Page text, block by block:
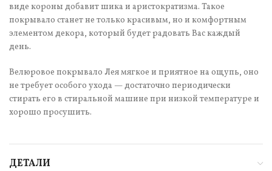
виде короны добавит шика и аристократизма. Такое
покрывало станет не только красивым, но и комфортным
элементом декора, который будет радовать Вас каждый
день.
Велюровое покрывало Лея мягкое и приятное на ощупь, оно
не требует особого ухода — достаточно периодически
стирать его в стиральной машине при низкой температуре и
хорошо просушить.
ДЕТАЛИ